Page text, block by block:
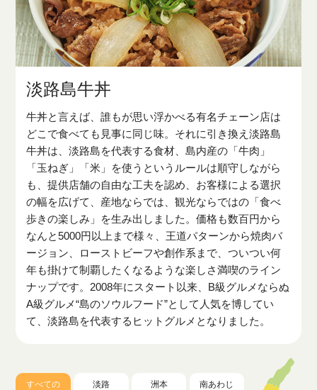
淡路島牛丼
牛丼と言えば、誰もが思い浮かべる有名チェーン店は
どこで食べても見事に同じ味。それに引き換え淡路島
牛丼は、淡路島を代表する食材、島内産の「牛肉」
「玉ねぎ」「米」を使うというルールは順守しながら
も、提供店舗の自由な工夫を認め、お客様による選択
の幅を広げて、産地ならでは、観光ならではの「食べ
歩きの楽しみ」を生み出しました。価格も数百円から
なんと5000円以上まで様々、王道パターンから焼肉バ
ージョン、ローストビーフや創作系まで、ついつい何
年も掛けて制覇したくなるような楽しさ満喫のライン
ナップです。2008年にスタート以来、B級グルメならぬ
A級グルメ“島のソウルフード”として人気を博してい
て、淡路島を代表するヒットグルメとなりました。
すべての 淡路 洲本 南あわじ